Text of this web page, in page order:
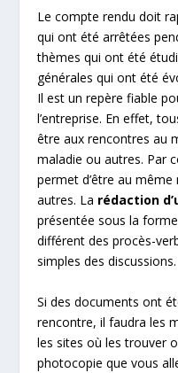
Le compte rendu doit
qui ont été arrêtées
thèmes qui ont été
générales qui ont été
Il est un repère fiable
l’entreprise. En effet,
être aux rencontres au
maladie ou autres. Par
permet d’être au même
autres. La rédaction
présentée sous la
différent des procès-
simples des discussions.
Si des documents ont
rencontre, il faudra les
les sites où les trouver
photocopie que vous